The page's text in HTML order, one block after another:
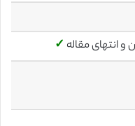
انتهای مقاله ✓